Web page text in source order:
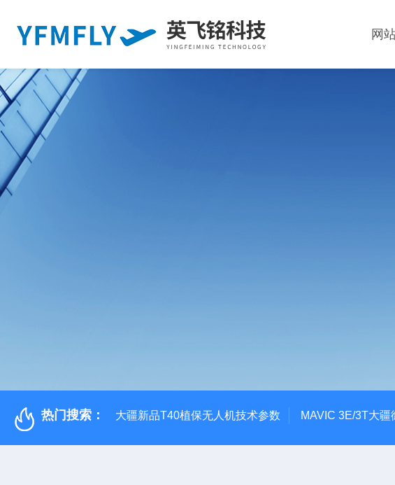
网
热门搜索： 大疆新品T40植保无人机技术参数 MAVIC 3E/3T大